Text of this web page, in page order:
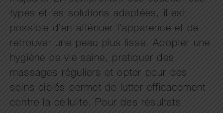
types et les solutions adaptées, il est
possible d’en atténuer l’apparence et de
retrouver une peau plus lisse. Adopter une
hygiène de vie saine, pratiquer des
massages réguliers et opter pour des
soins ciblés permet de lutter efficacement
contre la cellulite. Pour des résultats